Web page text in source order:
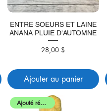
ENTRE SOEURS ET LAINE
ANANA PLUIE D'AUTOMNE
Prix
28,00 $
Ajouter au panier
Ajouté récemment